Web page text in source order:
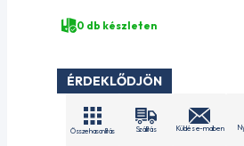
0 db készleten
ÉRDEKLŐDJÖN
Összehasonlítás Szállítás Küldés e-mailben